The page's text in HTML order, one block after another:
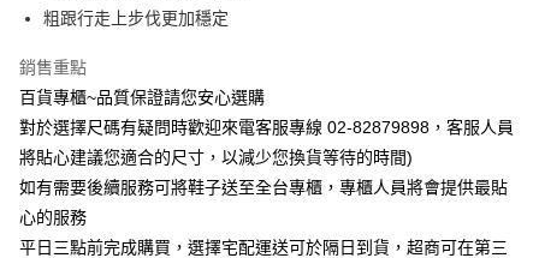
粗跟行走上步伐更加穩定
銷售重點
百貨專櫃~品質保證請您安心選購
對於選擇尺碼有疑問時歡迎來電客服專線 02-82879898，客服人員
將貼心建議您適合的尺寸，以減少您換貨等待的時間)
如有需要後續服務可將鞋子送至全台專櫃，專櫃人員將會提供最貼
心的服務
平日三點前完成購買，選擇宅配運送可於隔日到貨，超商可在第三